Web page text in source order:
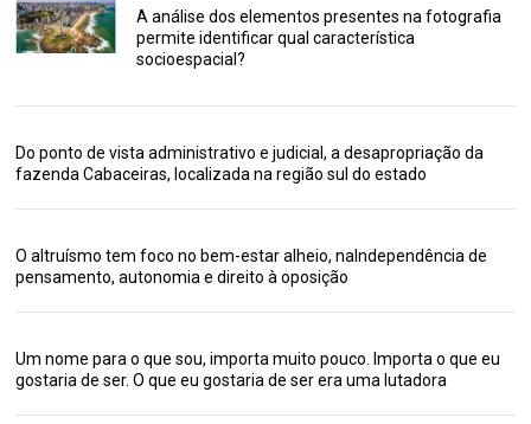
A análise dos elementos presentes na fotografia
permite identificar qual característica
socioespacial?
Do ponto de vista administrativo e judicial, a desapropriação da
fazenda Cabaceiras, localizada na região sul do estado
O altruísmo tem foco no bem-estar alheio, naIndependência de
pensamento, autonomia e direito à oposição
Um nome para o que sou, importa muito pouco. Importa o que eu
gostaria de ser. O que eu gostaria de ser era uma lutadora